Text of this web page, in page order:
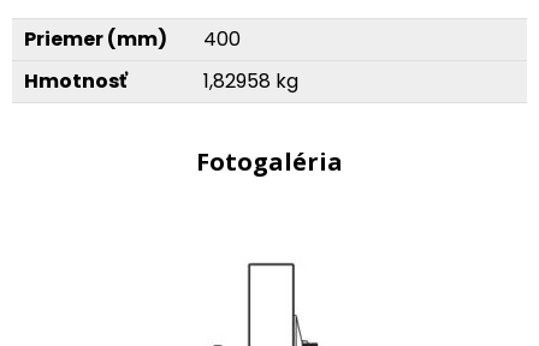
Priemer (mm)
400
Hmotnosť
1,82958 kg
Fotogaléria